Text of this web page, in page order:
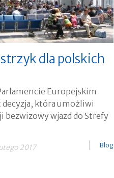
dla polskich
Europejskim
decyzja, która umożliwi
bezwizowy wjazd do Strefy
2017 Blog